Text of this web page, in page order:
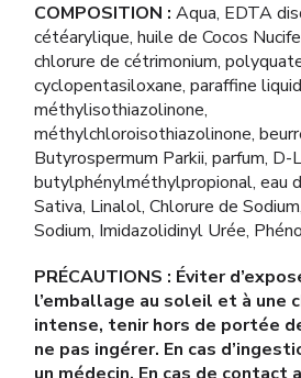
COMPOSITION : Aqua, EDTA
cétéarylique, huile de Cocos
chlorure de cétrimonium,
cyclopentasiloxane, paraffine
méthylisothiazolinone,
méthylchloroisothiazolinone,
Butyrospermum Parkii, parfum, D-
butylphénylméthylpropional, eau
Sativa, Linalol, Chlorure de
Sodium, Imidazolidinyl Urée,
PRÉCAUTIONS : Éviter
l’emballage au soleil et à une
intense, tenir hors de portée
ne pas ingérer. En cas